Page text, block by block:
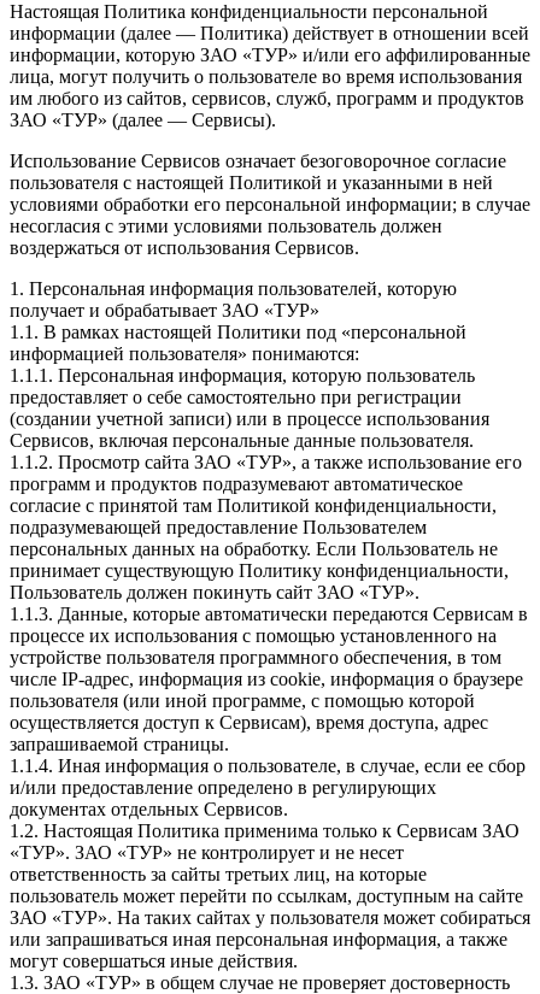
Настоящая Политика конфиденциальности персональной
информации (далее — Политика) действует в отношении всей
информации, которую ЗАО «ТУР» и/или его аффилированные
лица, могут получить о пользователе во время использования
им любого из сайтов, сервисов, служб, программ и продуктов
ЗАО «ТУР» (далее — Сервисы).
Использование Сервисов означает безоговорочное согласие
пользователя с настоящей Политикой и указанными в ней
условиями обработки его персональной информации; в случае
несогласия с этими условиями пользователь должен
воздержаться от использования Сервисов.
1. Персональная информация пользователей, которую
получает и обрабатывает ЗАО «ТУР»
1.1. В рамках настоящей Политики под «персональной
информацией пользователя» понимаются:
1.1.1. Персональная информация, которую пользователь
предоставляет о себе самостоятельно при регистрации
(создании учетной записи) или в процессе использования
Сервисов, включая персональные данные пользователя.
1.1.2. Просмотр сайта ЗАО «ТУР», а также использование его
программ и продуктов подразумевают автоматическое
согласие с принятой там Политикой конфиденциальности,
подразумевающей предоставление Пользователем
персональных данных на обработку. Если Пользователь не
принимает существующую Политику конфиденциальности,
Пользователь должен покинуть сайт ЗАО «ТУР».
1.1.3. Данные, которые автоматически передаются Сервисам в
процессе их использования с помощью установленного на
устройстве пользователя программного обеспечения, в том
числе IP-адрес, информация из cookie, информация о браузере
пользователя (или иной программе, с помощью которой
осуществляется доступ к Сервисам), время доступа, адрес
запрашиваемой страницы.
1.1.4. Иная информация о пользователе, в случае, если ее сбор
и/или предоставление определено в регулирующих
документах отдельных Сервисов.
1.2. Настоящая Политика применима только к Сервисам ЗАО
«ТУР». ЗАО «ТУР» не контролирует и не несет
ответственность за сайты третьих лиц, на которые
пользователь может перейти по ссылкам, доступным на сайте
ЗАО «ТУР». На таких сайтах у пользователя может собираться
или запрашиваться иная персональная информация, а также
могут совершаться иные действия.
1.3. ЗАО «ТУР» в общем случае не проверяет достоверность